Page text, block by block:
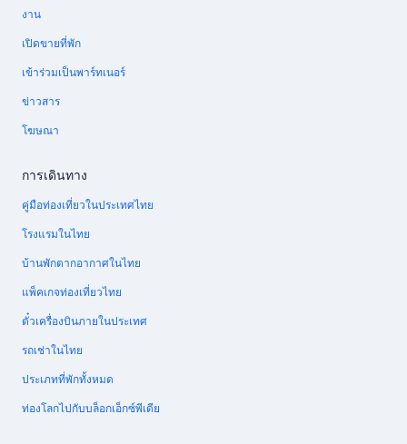
งาน
เปิดขายที่พัก
เข้าร่วมเป็นพาร์ทเนอร์
ข่าวสาร
โฆษณา
การเดินทาง
คู่มือท่องเที่ยวในประเทศไทย
โรงแรมในไทย
บ้านพักตากอากาศในไทย
แพ็คเกจท่องเที่ยวไทย
ตั๋วเครื่องบินภายในประเทศ
รถเช่าในไทย
ประเภทที่พักทั้งหมด
ท่องโลกไปกับบล็อกเอ็กซ์พีเดีย